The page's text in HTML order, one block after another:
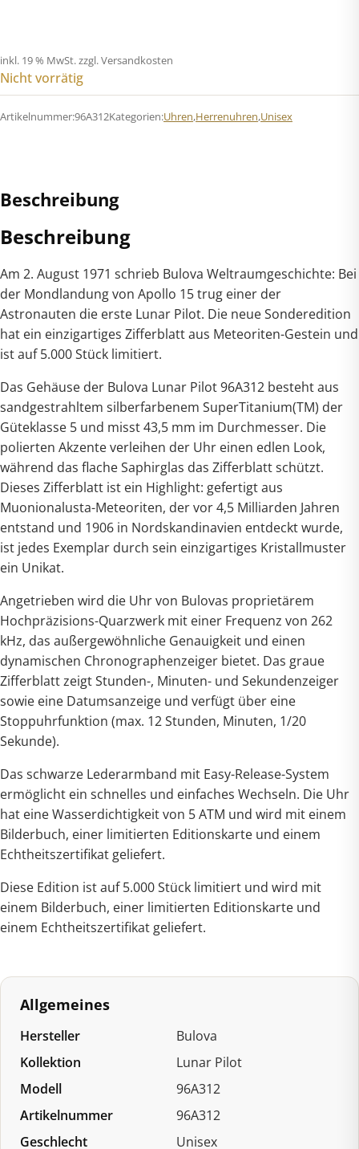
inkl. 19 % MwSt.zzgl. Versandkosten
Nicht vorrätig
Artikelnummer:96A312Kategorien:Uhren,Herrenuhren,Unisex
Beschreibung
Beschreibung
Am 2. August 1971 schrieb Bulova Weltraumgeschichte: Bei
der Mondlandung von Apollo 15 trug einer der
Astronauten die erste Lunar Pilot. Die neue Sonderedition
hat ein einzigartiges Zifferblatt aus Meteoriten-Gestein und
ist auf 5.000 Stück limitiert.
Das Gehäuse der Bulova Lunar Pilot 96A312 besteht aus
sandgestrahltem silberfarbenem SuperTitanium(TM) der
Güteklasse 5 und misst 43,5 mm im Durchmesser. Die
polierten Akzente verleihen der Uhr einen edlen Look,
während das flache Saphirglas das Zifferblatt schützt.
Dieses Zifferblatt ist ein Highlight: gefertigt aus
Muonionalusta-Meteoriten, der vor 4,5 Milliarden Jahren
entstand und 1906 in Nordskandinavien entdeckt wurde,
ist jedes Exemplar durch sein einzigartiges Kristallmuster
ein Unikat.
Angetrieben wird die Uhr von Bulovas proprietärem
Hochpräzisions-Quarzwerk mit einer Frequenz von 262
kHz, das außergewöhnliche Genauigkeit und einen
dynamischen Chronographenzeiger bietet. Das graue
Zifferblatt zeigt Stunden-, Minuten- und Sekundenzeiger
sowie eine Datumsanzeige und verfügt über eine
Stoppuhrfunktion (max. 12 Stunden, Minuten, 1/20
Sekunde).
Das schwarze Lederarmband mit Easy-Release-System
ermöglicht ein schnelles und einfaches Wechseln. Die Uhr
hat eine Wasserdichtigkeit von 5 ATM und wird mit einem
Bilderbuch, einer limitierten Editionskarte und einem
Echtheitszertifikat geliefert.
Diese Edition ist auf 5.000 Stück limitiert und wird mit
einem Bilderbuch, einer limitierten Editionskarte und
einem Echtheitszertifikat geliefert.
Allgemeines
Hersteller
Bulova
Kollektion
Lunar Pilot
Modell
96A312
Artikelnummer
96A312
Geschlecht
Unisex